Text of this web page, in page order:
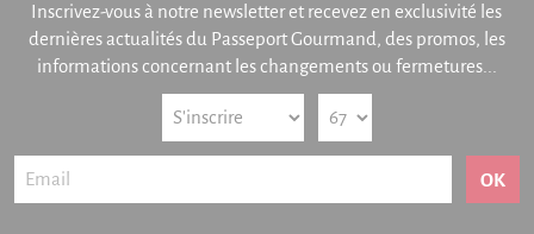
Inscrivez-vous à notre newsletter et recevez en exclusivité les
dernières actualités du Passeport Gourmand, des promos, les
informations concernant les changements ou fermetures...
OK